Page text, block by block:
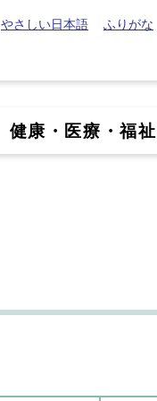
やさしい日本語 ふりがな
健康・医療・福祉